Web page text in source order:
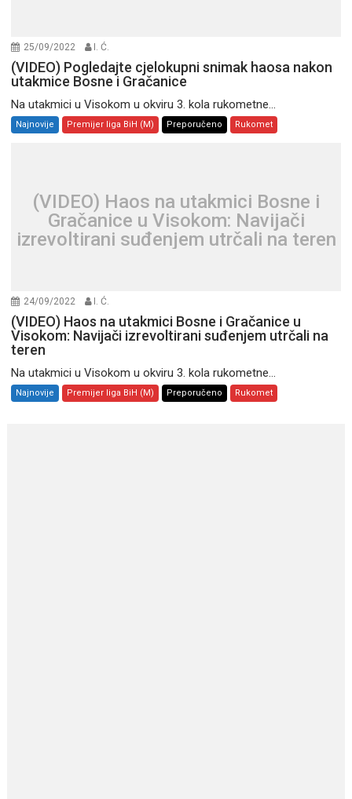
25/09/2022 I. Ć.
(VIDEO) Pogledajte cjelokupni snimak haosa nakon
utakmice Bosne i Gračanice
Na utakmici u Visokom u okviru 3. kola rukometne...
Najnovije Premijer liga BiH (M) Preporučeno Rukomet
(VIDEO) Haos na utakmici Bosne i
Gračanice u Visokom: Navijači
izrevoltirani suđenjem utrčali na teren
24/09/2022 I. Ć.
(VIDEO) Haos na utakmici Bosne i Gračanice u
Visokom: Navijači izrevoltirani suđenjem utrčali na
teren
Na utakmici u Visokom u okviru 3. kola rukometne...
Najnovije Premijer liga BiH (M) Preporučeno Rukomet